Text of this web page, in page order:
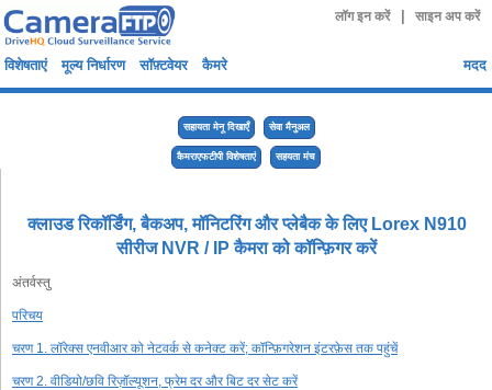
लॉग इन करें साइन अप करें
विशेषताएं मूल्य निर्धारण सॉफ़्टवेयर कैमरे मदद
सहायता मेनू दिखाएँ सेवा मैनुअल
कैमराएफटीपी विशेषताएं सहयता मंच
क्लाउड रिकॉर्डिंग, बैकअप, मॉनिटरिंग और प्लेबैक के लिए Lorex N910
सीरीज NVR / IP कैमरा को कॉन्फ़िगर करें
अंतर्वस्तु
परिचय
चरण 1. लॉरेक्स एनवीआर को नेटवर्क से कनेक्ट करें; कॉन्फ़िगरेशन इंटरफ़ेस तक पहुंचें
चरण 2. वीडियो/छवि रिज़ॉल्यूशन, फ्रेम दर और बिट दर सेट करें